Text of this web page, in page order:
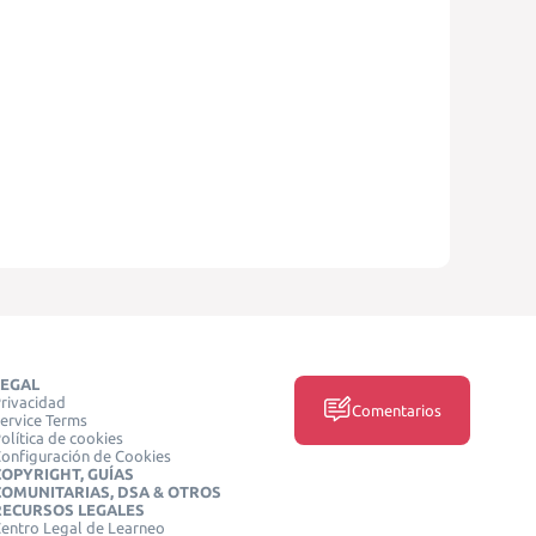
Terms
de cookies
de Cookies
GUÍAS
DSA & OTROS
LEGALES
Legal de Learneo
Comentarios